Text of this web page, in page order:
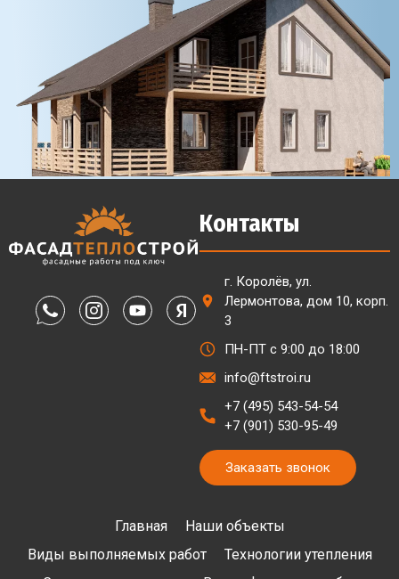
Главная
Наши объекты
Виды выполняемых работ
Технологии утепления
Контакты
г. Королёв, ул.
Лермонтова, дом 10, корп.
3
ПН-ПТ с 9:00 до 18:00
info@ftstroi.ru
+7 (495) 543-54-54
+7 (901) 530-95-49
Заказать звонок